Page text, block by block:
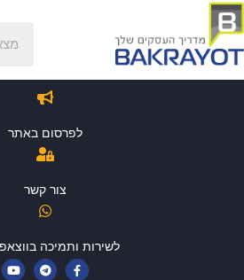
לפרסום באתר
צור קשר
לשירות ותמיכה